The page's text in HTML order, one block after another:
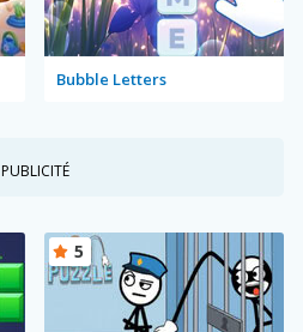
Bubble Letters
PUBLICITÉ
5